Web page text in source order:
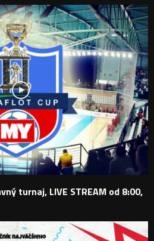
turnaj, LIVE STREAM od 8:00,